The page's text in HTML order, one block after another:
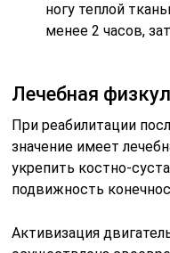
ногу теплой
менее 2 часов,
Лечебная
При реабилитации
значение имеет
укрепить костно-
подвижность
Активизация